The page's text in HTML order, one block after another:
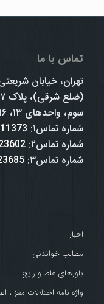
تماس با ما
تهران، خیابان
سوم، واحدهای ۱۳، ۱۶ و ۱۷
شماره تماس۱:
شماره تماس۲:
شماره تماس۳:
اخبار
مطالب خواندنی
باورهای غلط و رایج
واژه نامه اختلالات مغز ،